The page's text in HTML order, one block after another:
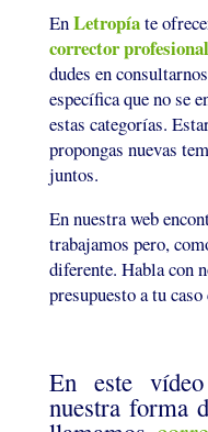
EnLetropíate
corrector
dudes en
específica que no se
estas categorías.
propongas nuevas
juntos.
En nuestra web
trabajamos pero,
diferente. Habla con
presupuesto a tu
En este
nuestra forma